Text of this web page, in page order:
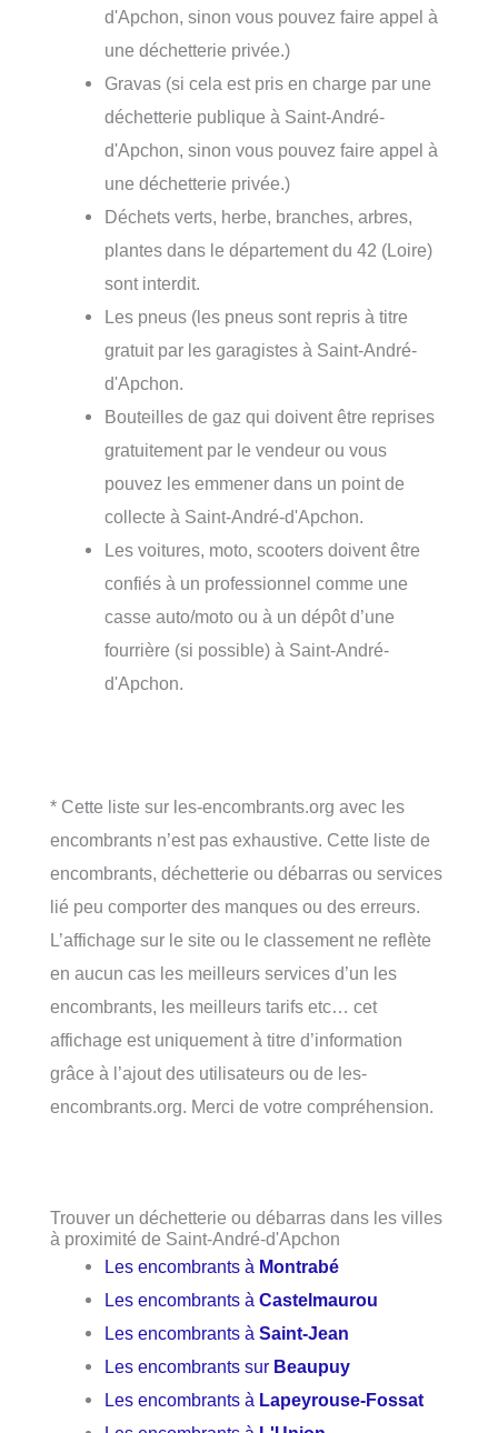
d'Apchon, sinon vous pouvez faire appel à
une déchetterie privée.)
Gravas (si cela est pris en charge par une
déchetterie publique à Saint-André-
d'Apchon, sinon vous pouvez faire appel à
une déchetterie privée.)
Déchets verts, herbe, branches, arbres,
plantes dans le département du 42 (Loire)
sont interdit.
Les pneus (les pneus sont repris à titre
gratuit par les garagistes à Saint-André-
d'Apchon.
Bouteilles de gaz qui doivent être reprises
gratuitement par le vendeur ou vous
pouvez les emmener dans un point de
collecte à Saint-André-d'Apchon.
Les voitures, moto, scooters doivent être
confiés à un professionnel comme une
casse auto/moto ou à un dépôt d’une
fourrière (si possible) à Saint-André-
d'Apchon.
* Cette liste sur les-encombrants.org avec les
encombrants n’est pas exhaustive. Cette liste de
encombrants, déchetterie ou débarras ou services
lié peu comporter des manques ou des erreurs.
L’affichage sur le site ou le classement ne reflète
en aucun cas les meilleurs services d’un les
encombrants, les meilleurs tarifs etc… cet
affichage est uniquement à titre d’information
grâce à l’ajout des utilisateurs ou de les-
encombrants.org. Merci de votre compréhension.
Trouver un déchetterie ou débarras dans les villes
à proximité de Saint-André-d'Apchon
Les encombrants à Montrabé
Les encombrants àCastelmaurou
Les encombrants àSaint-Jean
Les encombrants sur Beaupuy
Les encombrants à Lapeyrouse-Fossat